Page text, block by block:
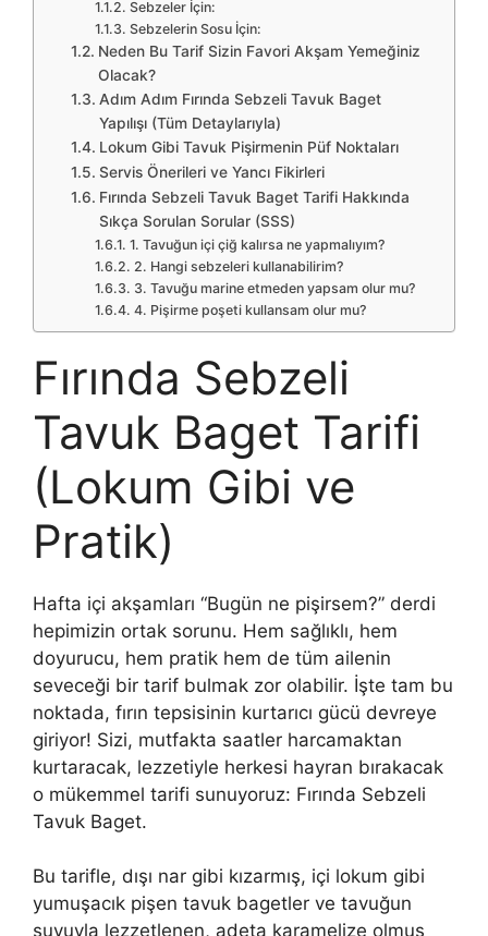
Sebzeler İçin:
Sebzelerin Sosu İçin:
Neden Bu Tarif Sizin Favori Akşam Yemeğiniz
Olacak?
Adım Adım Fırında Sebzeli Tavuk Baget
Yapılışı (Tüm Detaylarıyla)
Lokum Gibi Tavuk Pişirmenin Püf Noktaları
Servis Önerileri ve Yancı Fikirleri
Fırında Sebzeli Tavuk Baget Tarifi Hakkında
Sıkça Sorulan Sorular (SSS)
1. Tavuğun içi çiğ kalırsa ne yapmalıyım?
2. Hangi sebzeleri kullanabilirim?
3. Tavuğu marine etmeden yapsam olur mu?
4. Pişirme poşeti kullansam olur mu?
Fırında Sebzeli
Tavuk Baget Tarifi
(Lokum Gibi ve
Pratik)
Hafta içi akşamları “Bugün ne pişirsem?” derdi
hepimizin ortak sorunu. Hem sağlıklı, hem
doyurucu, hem pratik hem de tüm ailenin
seveceği bir tarif bulmak zor olabilir. İşte tam bu
noktada, fırın tepsisinin kurtarıcı gücü devreye
giriyor! Sizi, mutfakta saatler harcamaktan
kurtaracak, lezzetiyle herkesi hayran bırakacak
o mükemmel tarifi sunuyoruz: Fırında Sebzeli
Tavuk Baget.
Bu tarifle, dışı nar gibi kızarmış, içi lokum gibi
yumuşacık pişen tavuk bagetler ve tavuğun
suyuyla lezzetlenen, adeta karamelize olmuş